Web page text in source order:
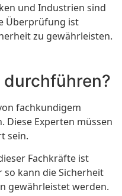
und Industrien sind
Überprüfung ist
zu gewährleisten.
fachkundigem
Experten müssen
sein.
Fachkräfte ist
kann die Sicherheit
gewährleistet werden.